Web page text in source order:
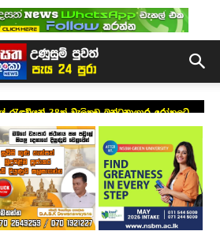
රැඳවියන් 38ක් වැලිකඩ බන්ධනාගාර රෝහලට